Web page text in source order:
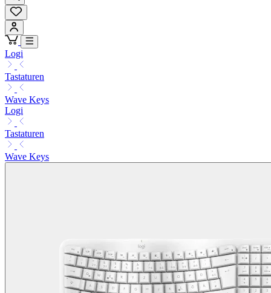
Logi
Tastaturen
Wave Keys
Logi
Tastaturen
Wave Keys